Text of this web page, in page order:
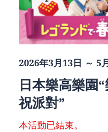
2026年3月13日 ～ 5
日本樂高樂園
祝派對”
本活動已結束。